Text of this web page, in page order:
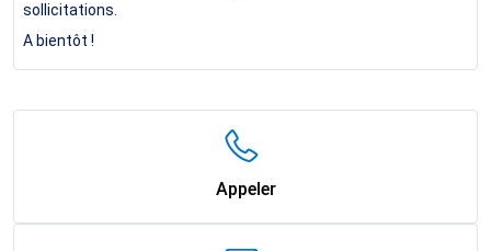
sollicitations.
A bientôt !
Appeler